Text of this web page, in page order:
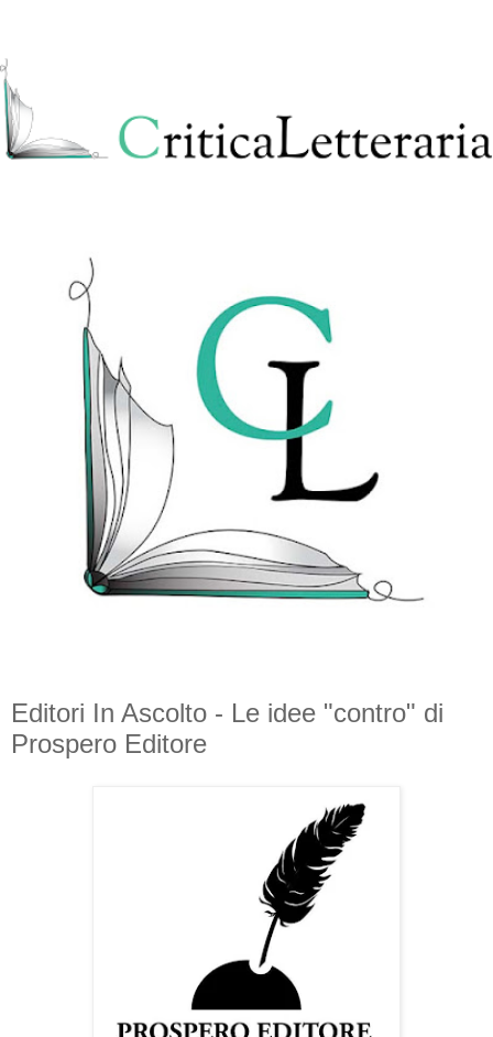
Editori In Ascolto - Le idee "contro" di
Prospero Editore